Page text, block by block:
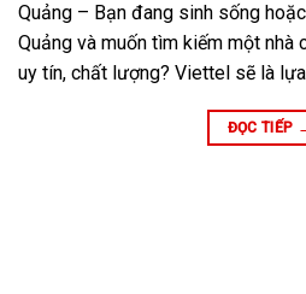
Quảng – Bạn đang sinh sống
Quảng và muốn tìm kiếm một nhà
uy tín, chất lượng? Viettel sẽ là
ĐỌC TIẾP